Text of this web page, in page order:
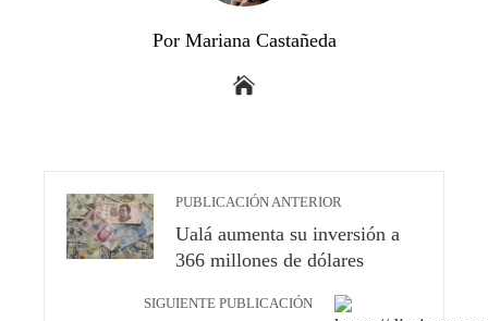
Por Mariana Castañeda
PUBLICACIÓN ANTERIOR
Ualá aumenta su inversión a
366 millones de dólares
SIGUIENTE PUBLICACIÓN